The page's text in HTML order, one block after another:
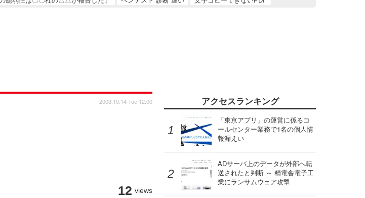
2003.10.14 Tue 12:00
12 views
アクセスランキング
「東京アプリ」の運営に係るコ
ールセンター業務で1名の個人情
報漏えい
ADサーバ上のデータが外部へ転
送されたと判断 ～ 精電舎電子工
業にランサムウェア攻撃